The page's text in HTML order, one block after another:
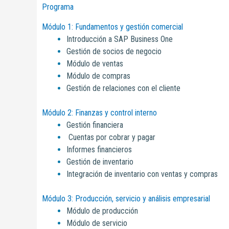
Programa
Módulo 1: Fundamentos y gestión comercial
Introducción a SAP Business One
Gestión de socios de negocio
Módulo de ventas
Módulo de compras
Gestión de relaciones con el cliente
Módulo 2: Finanzas y control interno
Gestión financiera
Cuentas por cobrar y pagar
Informes financieros
Gestión de inventario
Integración de inventario con ventas y compras
Módulo 3: Producción, servicio y análisis empresarial
Módulo de producción
Módulo de servicio